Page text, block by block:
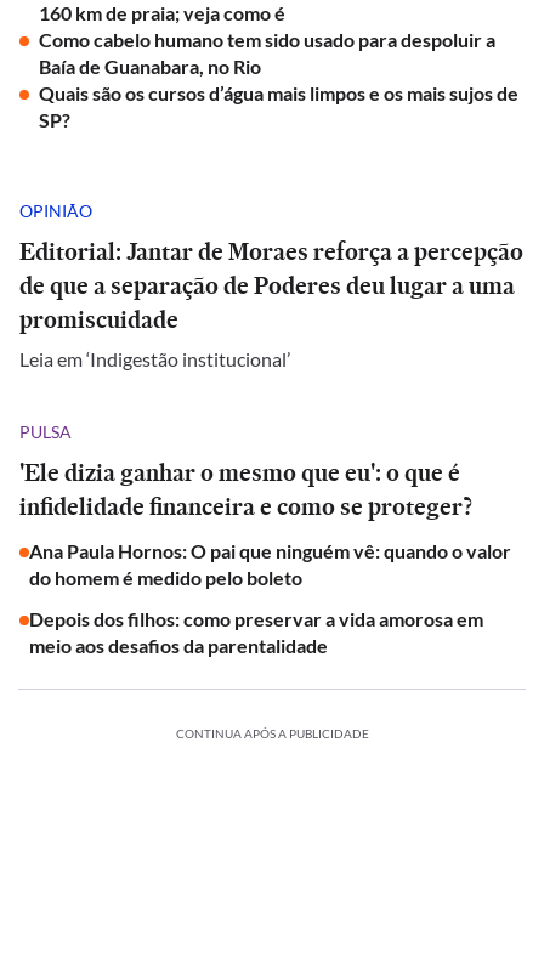
160 km de praia; veja como é
Como cabelo humano tem sido usado para despoluir a
Baía de Guanabara, no Rio
Quais são os cursos d’água mais limpos e os mais sujos de
SP?
OPINIÃO
Editorial: Jantar de Moraes reforça a percepção
de que a separação de Poderes deu lugar a uma
promiscuidade
Leia em ‘Indigestão institucional’
PULSA
'Ele dizia ganhar o mesmo que eu': o que é
infidelidade financeira e como se proteger?
Ana Paula Hornos: O pai que ninguém vê: quando o valor
do homem é medido pelo boleto
Depois dos filhos: como preservar a vida amorosa em
meio aos desafios da parentalidade
CONTINUA APÓS A PUBLICIDADE